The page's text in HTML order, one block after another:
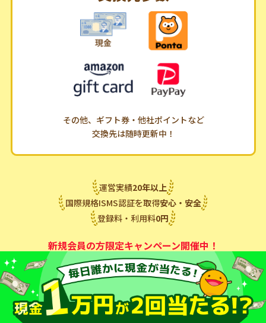
その他、ギフト券・他社ポイントなど
交換先は随時更新中！
運営実績20年以上
国際規格ISMS認証を取得安心・安全
登録料・利用料0円
新規会員の方限定キャンペーン開催中！